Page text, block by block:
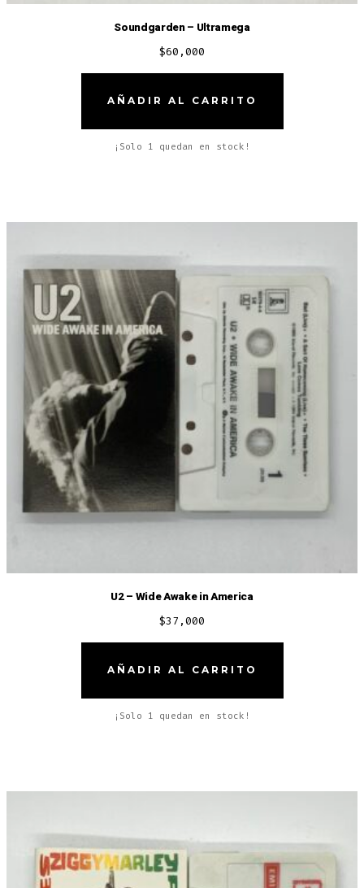
Soundgarden – Ultramega
$60,000
AÑADIR AL CARRITO
¡Solo 1 quedan en stock!
U2 – Wide Awake in America
$37,000
AÑADIR AL CARRITO
¡Solo 1 quedan en stock!